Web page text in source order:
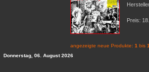
Preis:
angezeigte neue Produkte: 1 bis
Donnerstag, 06. August 2026